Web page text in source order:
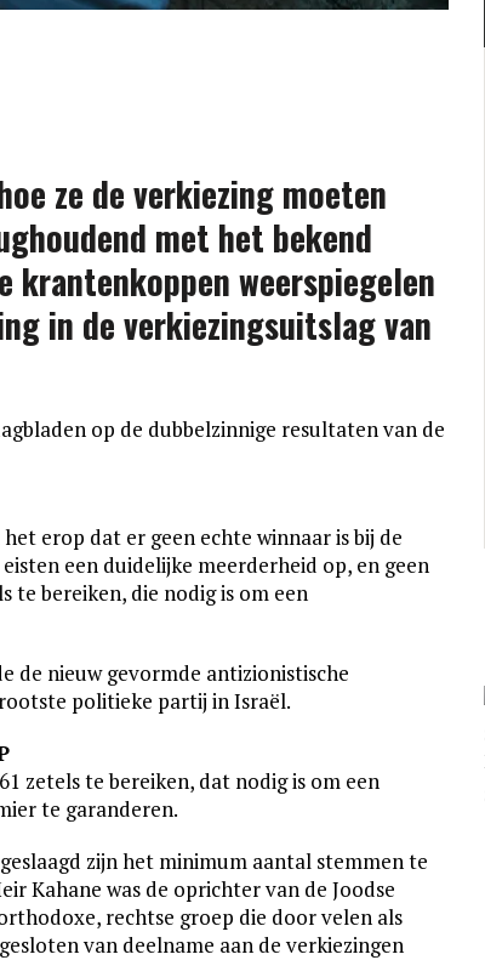
ze de verkiezing moeten
met het bekend
krantenkoppen weerspiegelen
in de verkiezings­uitslag van
op de dubbelzinnige resultaten van de
erop dat er geen echte winnaar is bij de
een duidelijke meerderheid op, en geen
te bereiken, die nodig is om een
de nieuw gevormde antizionistische
politieke partij in Israël.
zetels te bereiken, dat nodig is om een
te garanderen.
zijn het minimum aantal stemmen te
Kahane was de oprichter van de Joodse
rechtse groep die door velen als
van deelname aan de verkiezingen